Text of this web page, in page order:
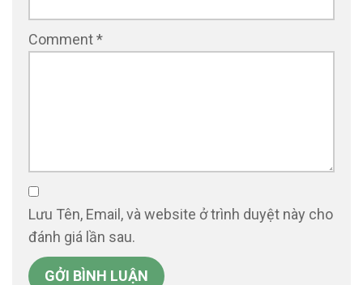
Comment*
Lưu Tên, Email, và website ở trình duyệt này cho
đánh giá lần sau.